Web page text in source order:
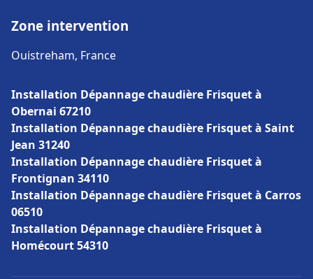
Zone intervention
Ouistreham, France
Installation Dépannage chaudière Frisquet à
Obernai 67210
Installation Dépannage chaudière Frisquet à Saint
Jean 31240
Installation Dépannage chaudière Frisquet à
Frontignan 34110
Installation Dépannage chaudière Frisquet à Carros
06510
Installation Dépannage chaudière Frisquet à
Homécourt 54310